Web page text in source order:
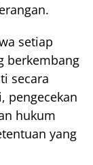
setiap
berkembang
secara
pengecekan
hukum
yang